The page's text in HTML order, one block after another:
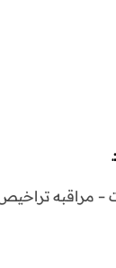
– مراقبه تراخيص